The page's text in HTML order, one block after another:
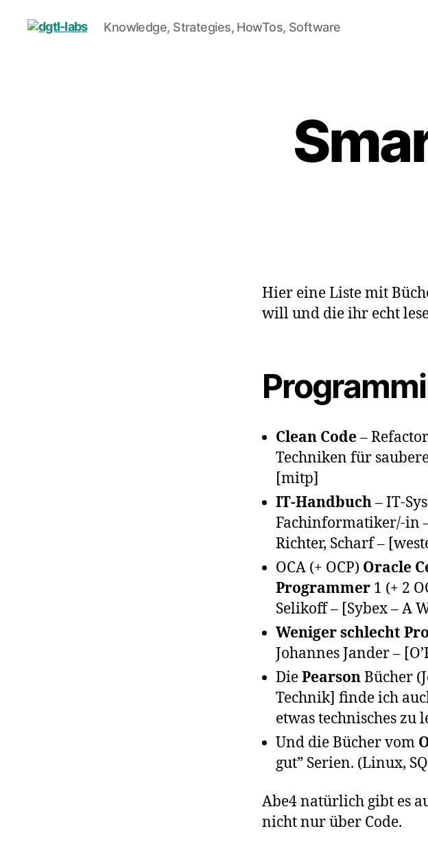
Knowledge, Strategies, HowTos, Software
Hier eine Liste mit
will und die ihr echt
Clean Code–
Techniken für
[mitp]
IT-Handbuch– IT-
Fachinformatiker/-in –
Richter, Scharf –
OCA (+ OCP) Oracle
Programmer 1 (+ 2
Selikoff – [Sybex – A
Weniger schlecht
Johannes Jander –
DiePearsonBücher
Technik] finde ich
etwas technisches zu
Und die Bücher vom
gut” Serien. (Linux,
Abe4 natürlich gibt es
nicht nur über Code.